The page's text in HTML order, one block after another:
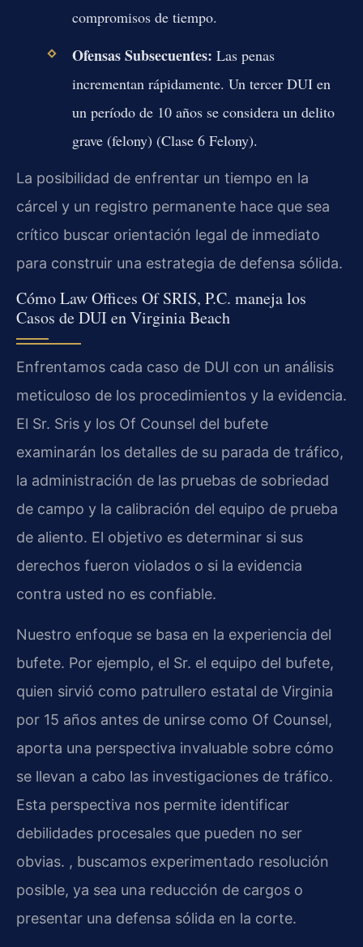
compromisos de tiempo.
Ofensas Subsecuentes: Las penas
incrementan rápidamente. Un tercer DUI en
un período de 10 años se considera un delito
grave (felony) (Clase 6 Felony).
La posibilidad de enfrentar un tiempo en la
cárcel y un registro permanente hace que sea
crítico buscar orientación legal de inmediato
para construir una estrategia de defensa sólida.
Cómo Law Offices Of SRIS, P.C. maneja los
Casos de DUI en Virginia Beach
Enfrentamos cada caso de DUI con un análisis
meticuloso de los procedimientos y la evidencia.
El Sr. Sris y los Of Counsel del bufete
examinarán los detalles de su parada de tráfico,
la administración de las pruebas de sobriedad
de campo y la calibración del equipo de prueba
de aliento. El objetivo es determinar si sus
derechos fueron violados o si la evidencia
contra usted no es confiable.
Nuestro enfoque se basa en la experiencia del
bufete. Por ejemplo, el Sr. el equipo del bufete,
quien sirvió como patrullero estatal de Virginia
por 15 años antes de unirse como Of Counsel,
aporta una perspectiva invaluable sobre cómo
se llevan a cabo las investigaciones de tráfico.
Esta perspectiva nos permite identificar
debilidades procesales que pueden no ser
obvias. , buscamos experimentado resolución
posible, ya sea una reducción de cargos o
presentar una defensa sólida en la corte.